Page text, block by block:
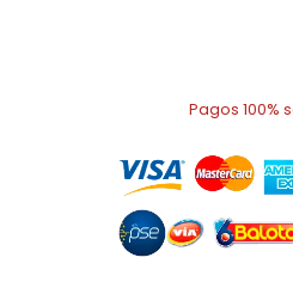
Pagos 100%